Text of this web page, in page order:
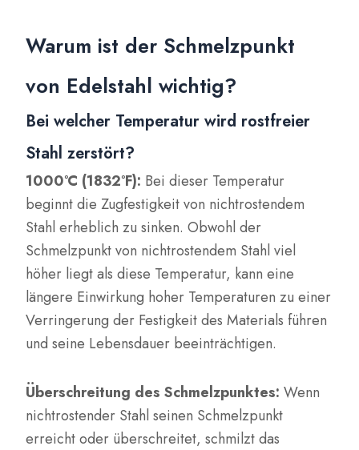
Warum ist der Schmelzpunkt
von Edelstahl wichtig?
Bei welcher Temperatur wird rostfreier
Stahl zerstört?
1000°C (1832°F): Bei dieser Temperatur
beginnt die Zugfestigkeit von nichtrostendem
Stahl erheblich zu sinken. Obwohl der
Schmelzpunkt von nichtrostendem Stahl viel
höher liegt als diese Temperatur, kann eine
längere Einwirkung hoher Temperaturen zu einer
Verringerung der Festigkeit des Materials führen
und seine Lebensdauer beeinträchtigen.
Überschreitung des Schmelzpunktes: Wenn
nichtrostender Stahl seinen Schmelzpunkt
erreicht oder überschreitet, schmilzt das